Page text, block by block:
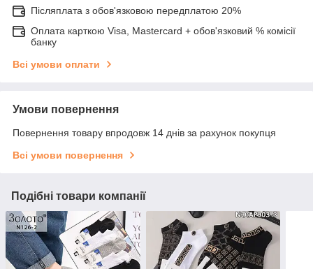
Післяплата з обов'язковою передплатою 20%
Оплата карткою Visa, Mastercard + обов'язковий % комісії
банку
Всі умови оплати
Умови повернення
Повернення товару впродовж 14 днів за рахунок покупця
Всі умови повернення
Подібні товари компанії